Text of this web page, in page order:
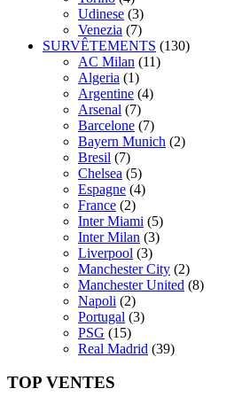
Udinese (3)
Venezia (7)
SURVÊTEMENTS (130)
AC Milan (11)
Algeria (1)
Argentine (4)
Arsenal (7)
Barcelone (7)
Bayern Munich (2)
Bresil (7)
Chelsea (5)
Espagne (4)
France (2)
Inter Miami (5)
Inter Milan (3)
Liverpool (3)
Manchester City (2)
Manchester United (8)
Napoli (2)
Portugal (3)
PSG (15)
Real Madrid (39)
TOP VENTES